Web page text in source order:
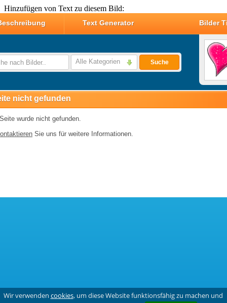
Hinzufügen von Text zu diesem Bild: